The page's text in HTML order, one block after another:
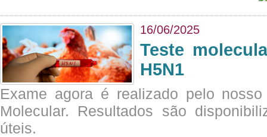
16/06/2025
Teste
H5N1
Exame agora é realizado pelo
Molecular. Resultados são
úteis.